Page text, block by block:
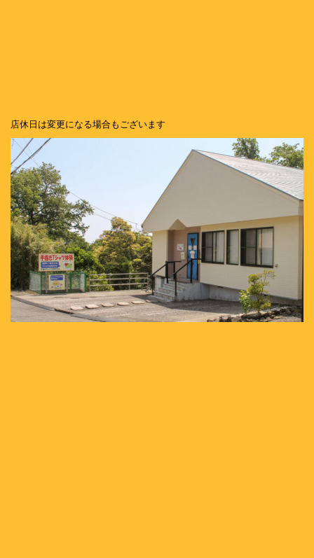
店休日は変更になる場合もございます